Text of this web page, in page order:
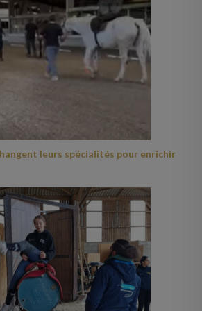
leurs spécialités pour enrichir